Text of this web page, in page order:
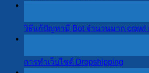
วิธีแก้ปัญหามี Bot จำนวนมาก crawl
การทำเว็บไซต์ Dropshipping